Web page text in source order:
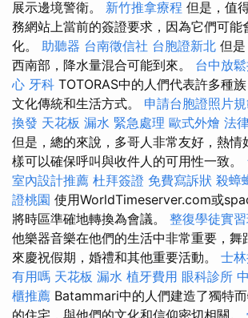
展示邊境警衛。 新竹推拿療程 但是，值
務網站上當前的簽證要求，因為它們可能
化。 助聽器 台南徵信社 台胞證新北 但
西南部，降水量混合可能到來。 台中放
心 牙科 TOTORAS中的人們代表許多種
文化傳統和生活方式。 申請台胞證照片
換發 天花板 漏水 緊急處理 歐式外燴 法
但是，總的來說，多哥人非常友好，熱情
樣可以確保呼叫與收件人的可用性一致。
室內設計推薦 杜拜簽證 免費寫訴狀 殺蟑
證桃園 使用WorldTimeserver.com或
將時區準確地轉換為會議。 整復學徒實
他樂器音樂在他們的生活中非常重要，舞
來慶祝假期，婚禮和其他重要活動。 士
有用嗎 天花板 漏水 植牙費用 眼科診所
櫃推薦 Batammari中的人們建造了獨特
的住宅，與他們的文化和信仰密切相關。